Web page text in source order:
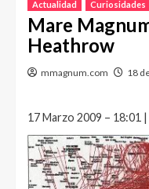
Actualidad Curiosidades
Mare
Heathrow
mmagnum.com 18
17 Marzo 2009 – 18:01